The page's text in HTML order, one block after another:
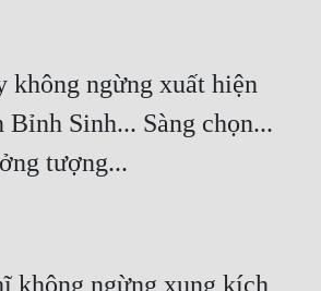
Bỉnh Sinh... Sàng chọn...
tượng...